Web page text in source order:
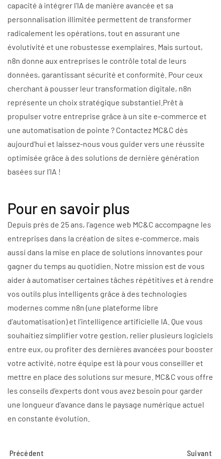
capacité à intégrer l’IA de manière avancée et sa
personnalisation illimitée permettent de transformer
radicalement les opérations, tout en assurant une
évolutivité et une robustesse exemplaires. Mais surtout,
n8n donne aux entreprises le contrôle total de leurs
données, garantissant sécurité et conformité. Pour ceux
cherchant à pousser leur transformation digitale, n8n
représente un choix stratégique substantiel.Prêt à
propulser votre entreprise grâce à un site e-commerce et
une automatisation de pointe ? Contactez MC&C dès
aujourd’hui et laissez-nous vous guider vers une réussite
optimisée grâce à des solutions de dernière génération
basées sur l’IA !
Pour en savoir plus
Depuis près de 25 ans, l’agence web MC&C accompagne les
entreprises dans la création de sites e-commerce, mais
aussi dans la mise en place de solutions innovantes pour
gagner du temps au quotidien. Notre mission est de vous
aider à automatiser certaines tâches répétitives et à rendre
vos outils plus intelligents grâce à des technologies
modernes comme n8n (une plateforme libre
d’automatisation) et l’intelligence artificielle IA. Que vous
souhaitiez simplifier votre gestion, relier plusieurs logiciels
entre eux, ou profiter des dernières avancées pour booster
votre activité, notre équipe est là pour vous conseiller et
mettre en place des solutions sur mesure. MC&C vous offre
les conseils d’experts dont vous avez besoin pour garder
une longueur d’avance dans le paysage numérique actuel
en constante évolution.
Précédent Suivant